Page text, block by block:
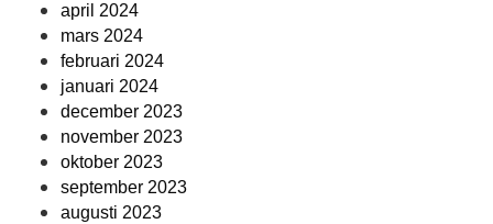
april 2024
mars 2024
februari 2024
januari 2024
december 2023
november 2023
oktober 2023
september 2023
augusti 2023